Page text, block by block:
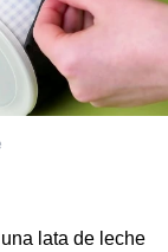
lata de leche